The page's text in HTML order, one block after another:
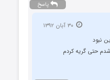
پاسخ
نبود
حتی گریه کردم